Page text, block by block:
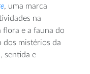
, uma marca
na
flora e a fauna do
dos mistérios da
sentida e